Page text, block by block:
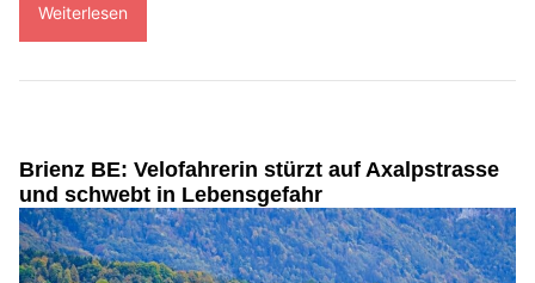
Weiterlesen
Brienz BE: Velofahrerin stürzt auf Axalpstrasse
und schwebt in Lebensgefahr